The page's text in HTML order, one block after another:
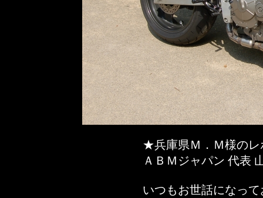
★兵庫県Ｍ．Ｍ様のレ
ＡＢＭジャパン 代表
いつもお世話になっ